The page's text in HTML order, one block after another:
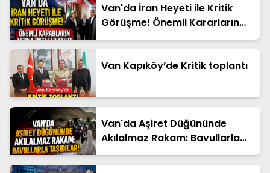
Van'da İran Heyeti ile Kritik
Görüşme! Önemli Kararların
Altına İmzalar Atıldı
Van Kapıköy’de Kritik toplantı
Van'da Aşiret Düğününde
Akılalmaz Rakam: Bavullarla
Taşıdılar!